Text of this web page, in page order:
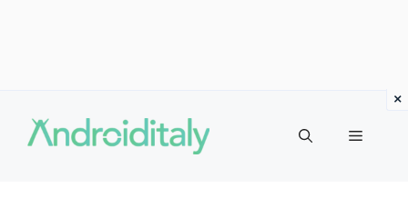
contenuto
MENU